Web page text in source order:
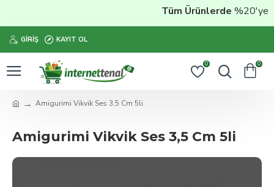
Tüm Ürünlerde%20'ye
GIRIŞ KAYIT OL
0 0
Amigurimi Vikvik Ses 3,5 Cm 5li
Amigurimi Vikvik Ses 3,5 Cm 5li